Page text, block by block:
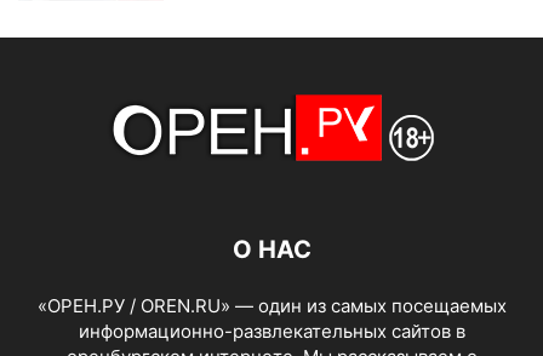
О НАС
«ОРЕН.РУ / OREN.RU» — один из самых посещаемых
информационно-развлекательных сайтов в